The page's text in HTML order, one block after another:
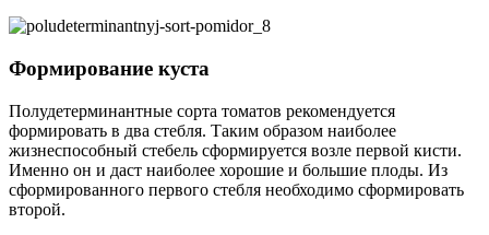
Формирование куста
Полудетерминантные сорта томатов рекомендуется
формировать в два стебля. Таким образом наиболее
жизнеспособный стебель сформируется возле первой кисти.
Именно он и даст наиболее хорошие и большие плоды. Из
сформированного первого стебля необходимо сформировать
второй.